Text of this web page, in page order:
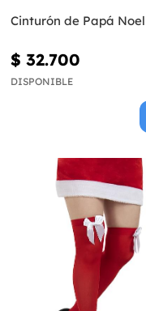
Cinturón de Papá Noel
$ 32.700
DISPONIBLE